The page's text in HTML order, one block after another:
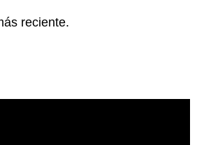
reciente.